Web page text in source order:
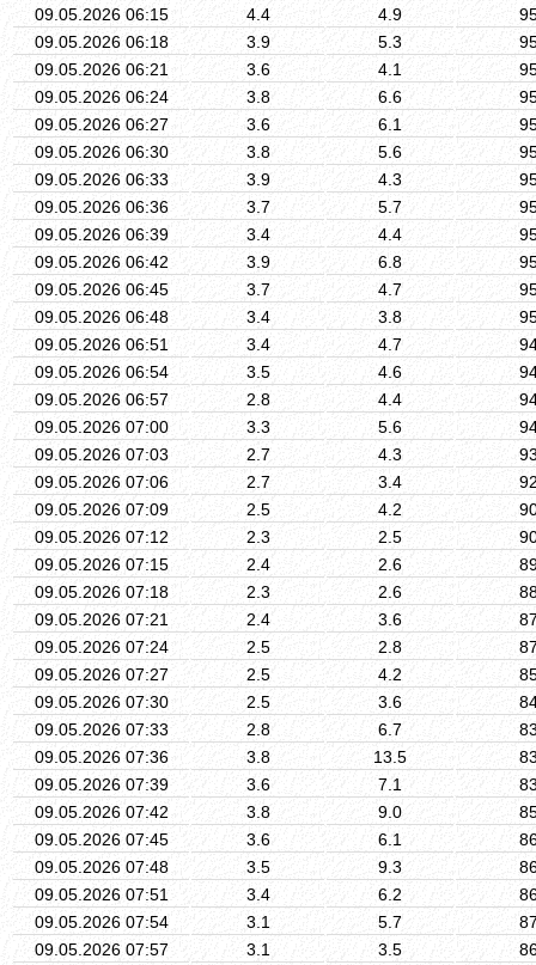
09.05.2026 06:15 4.4 4.9
09.05.2026 06:18
3.9 5.3
09.05.2026 06:21
3.6 4.1
09.05.2026 06:24
3.8 6.6
09.05.2026 06:27
3.6 6.1
09.05.2026 06:30
3.8 5.6
09.05.2026 06:33
3.9 4.3
09.05.2026 06:36
3.7 5.7
09.05.2026 06:39
3.4 4.4
09.05.2026 06:42
3.9 6.8
09.05.2026 06:45
3.7 4.7
09.05.2026 06:48
3.4 3.8
09.05.2026 06:51
3.4 4.7
09.05.2026 06:54
3.5 4.6
09.05.2026 06:57
2.8 4.4
09.05.2026 07:00
3.3 5.6
09.05.2026 07:03
2.7 4.3
09.05.2026 07:06
2.7 3.4
09.05.2026 07:09
2.5 4.2
09.05.2026 07:12
2.3 2.5
09.05.2026 07:15
2.4 2.6
09.05.2026 07:18
2.3 2.6
09.05.2026 07:21
2.4 3.6
09.05.2026 07:24
2.5 2.8
09.05.2026 07:27
2.5 4.2
09.05.2026 07:30
2.5 3.6
09.05.2026 07:33
2.8 6.7
09.05.2026 07:36
3.8 13.5
09.05.2026 07:39
3.6 7.1
09.05.2026 07:42
3.8 9.0
09.05.2026 07:45
3.6 6.1
09.05.2026 07:48
3.5 9.3
09.05.2026 07:51
3.4 6.2
09.05.2026 07:54
3.1 5.7
09.05.2026 07:57
3.1 3.5